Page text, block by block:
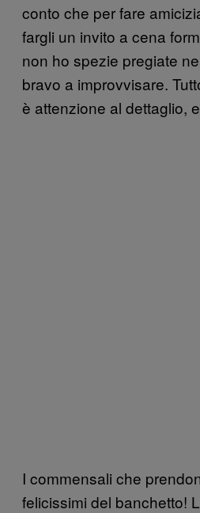
conto che per fare
fargli un invito a cena
non ho spezie pregiate
bravo a improvvisare.
è attenzione al dettaglio,
I commensali che
felicissimi del banchetto!